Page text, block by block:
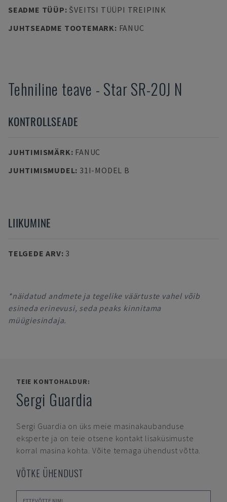
SEADME TÜÜP: ŠVEITSI TÜÜPI TREIPINK
JUHTSEADME TOOTEMARK: FANUC
Tehniline teave - StarSR-20J N
KONTROLLSEADE
JUHTIMISMÄRK: FANUC
JUHTIMISMUDEL: 31I-MODEL B
LIIKUMINE
TELGEDE ARV: 3
*näidatud andmete ja tegelike väärtuste vahel võib
esineda erinevusi, seda peaks kinnitama
müügiesindaja.
TEIE KONTOHALDUR:
Sergi Guardia
Sergi Guardia on üks meie masinakaubanduse
eksperte ja on teie otsene kontakt lisaküsimuste
korral masina kohta. Võite temaga ühendust võtta.
VÕTKE ÜHENDUST